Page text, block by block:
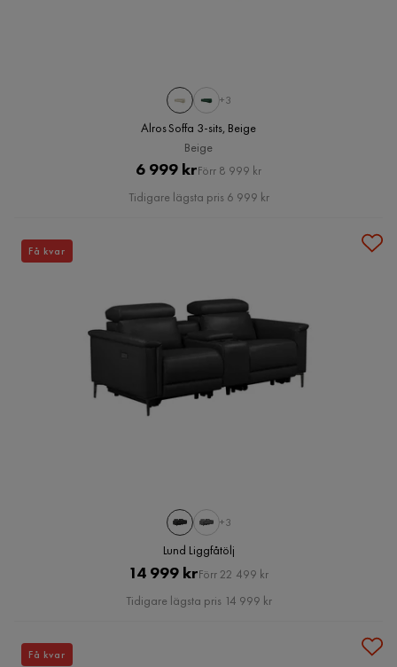
+3
Alros Soffa 3-sits, Beige
Beige
Pris
6 999 krOriginal
Pris
Förr 8 999 kr
Tidigare lägsta pris 6 999 kr
+3
Lund Liggfåtölj
Pris
14 999 krOriginal
Pris
Förr 22 499 kr
Tidigare lägsta pris 14 999 kr
Få kvar
Få kvar